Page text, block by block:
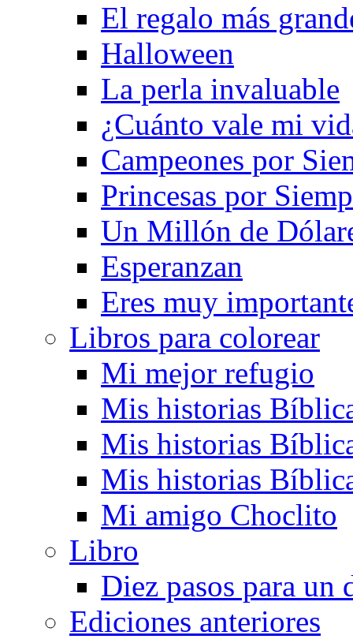
El regalo más
Halloween
La perla invaluable
¿Cuánto vale mi
Campeones por
Princesas por
Un Millón de
Esperanzan
Eres muy
Libros para colorear
Mi mejor refugio
Mis historias
Mis historias
Mis historias
Mi amigo Choclito
Libro
Diez pasos para
Ediciones anteriores